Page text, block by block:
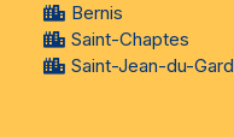
Bernis
Saint-Chaptes
Saint-Jean-du-Gard